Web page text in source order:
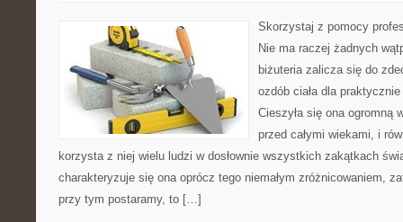
Skorzystaj z pomocy
Nie ma raczej żadnych
biżuteria zalicza się do
ozdób ciała dla
Cieszyła się ona ogromną
przed całymi wiekami, i
korzysta z niej wielu ludzi w dosłownie wszystkich zakątkach
charakteryzuje się ona oprócz tego niemałym zróżnicowaniem,
przy tym postaramy, to […]